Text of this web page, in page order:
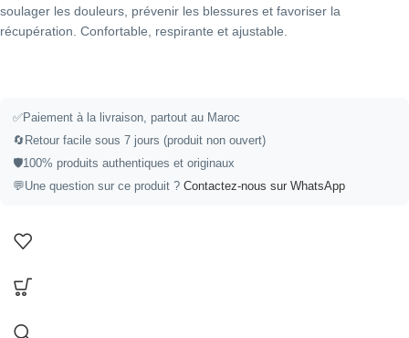
soulager les douleurs, prévenir les blessures et favoriser la
récupération. Confortable, respirante et ajustable.
✅Paiement à la livraison, partout au Maroc
🔄 Retour facile sous 7 jours (produit non ouvert)
🛡️100% produits authentiques et originaux
💬Une question sur ce produit ? Contactez-nous sur WhatsApp